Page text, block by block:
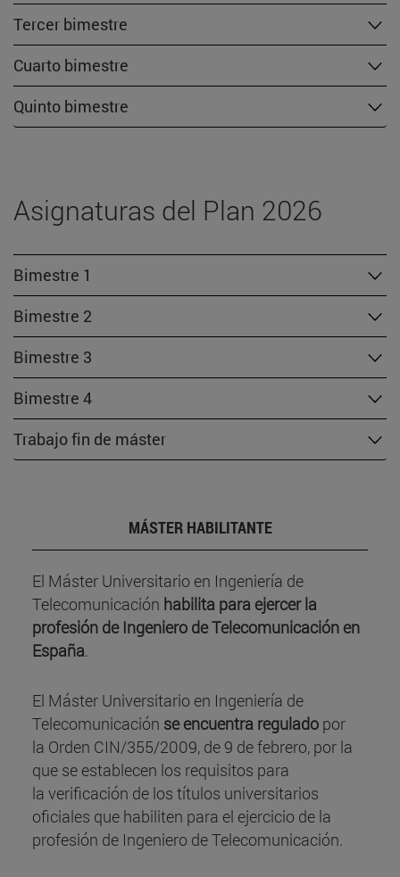
Tercer bimestre
Cuarto bimestre
Quinto bimestre
Asignaturas del Plan 2026
Bimestre 1
Bimestre 2
Bimestre 3
Bimestre 4
Trabajo fin de máster
MÁSTER HABILITANTE
El Máster Universitario en Ingeniería de
Telecomunicación habilita para ejercer la
profesión de Ingeniero de Telecomunicación en
España.
El Máster Universitario en Ingeniería de
Telecomunicación se encuentra reguladopor
la Orden CIN/355/2009, de 9 de febrero, por la
que se establecen los requisitos para
la verificación de los títulos universitarios
oficiales que habiliten para el ejercicio de la
profesión de Ingeniero de Telecomunicación.